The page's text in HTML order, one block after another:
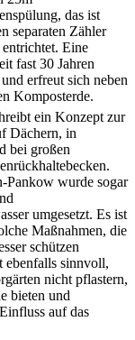
das ist
separaten Zähler
Eine
fast 30 Jahren
erfreut sich neben
Komposterde.
ein Konzept zur
Dächern, in
bei großen
Pankow wurde sogar
umgesetzt. Es ist
Maßnahmen, die
schützen
ebenfalls sinnvoll,
nicht pflastern,
bieten und
auf das